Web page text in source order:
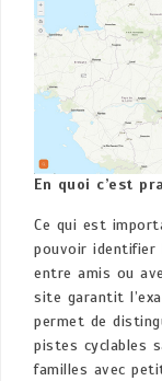
En quoi c’est
Ce qui est
pouvoir identifier
entre amis ou
site garantit
permet de
pistes cyclables
familles avec